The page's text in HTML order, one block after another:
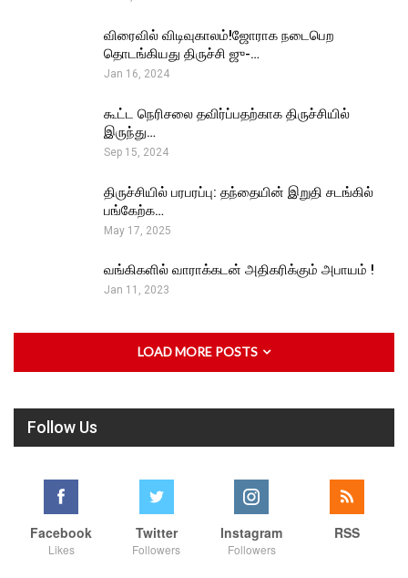
விரைவில் விடிவுகாலம்!ஜோராக நடைபெற
தொடங்கியது திருச்சி ஜு-…
Jan 16, 2024
கூட்ட நெரிசலை தவிர்ப்பதற்காக திருச்சியில்
இருந்து…
Sep 15, 2024
திருச்சியில் பரபரப்பு: தந்தையின் இறுதி சடங்கில்
பங்கேற்க…
May 17, 2025
வங்கிகளில் வாராக்கடன் அதிகரிக்கும் அபாயம் !
Jan 11, 2023
LOAD MORE POSTS
Follow Us
Facebook
Likes
Twitter
Followers
Instagram
Followers
RSS